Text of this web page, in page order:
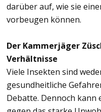
darüber auf, wie sie
vorbeugen können.
Der Kammerjäger
Verhältnisse
Viele Insekten sind
gesundheitliche
Debatte. Dennoch kann